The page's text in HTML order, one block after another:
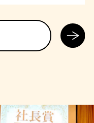
次の記
事へ